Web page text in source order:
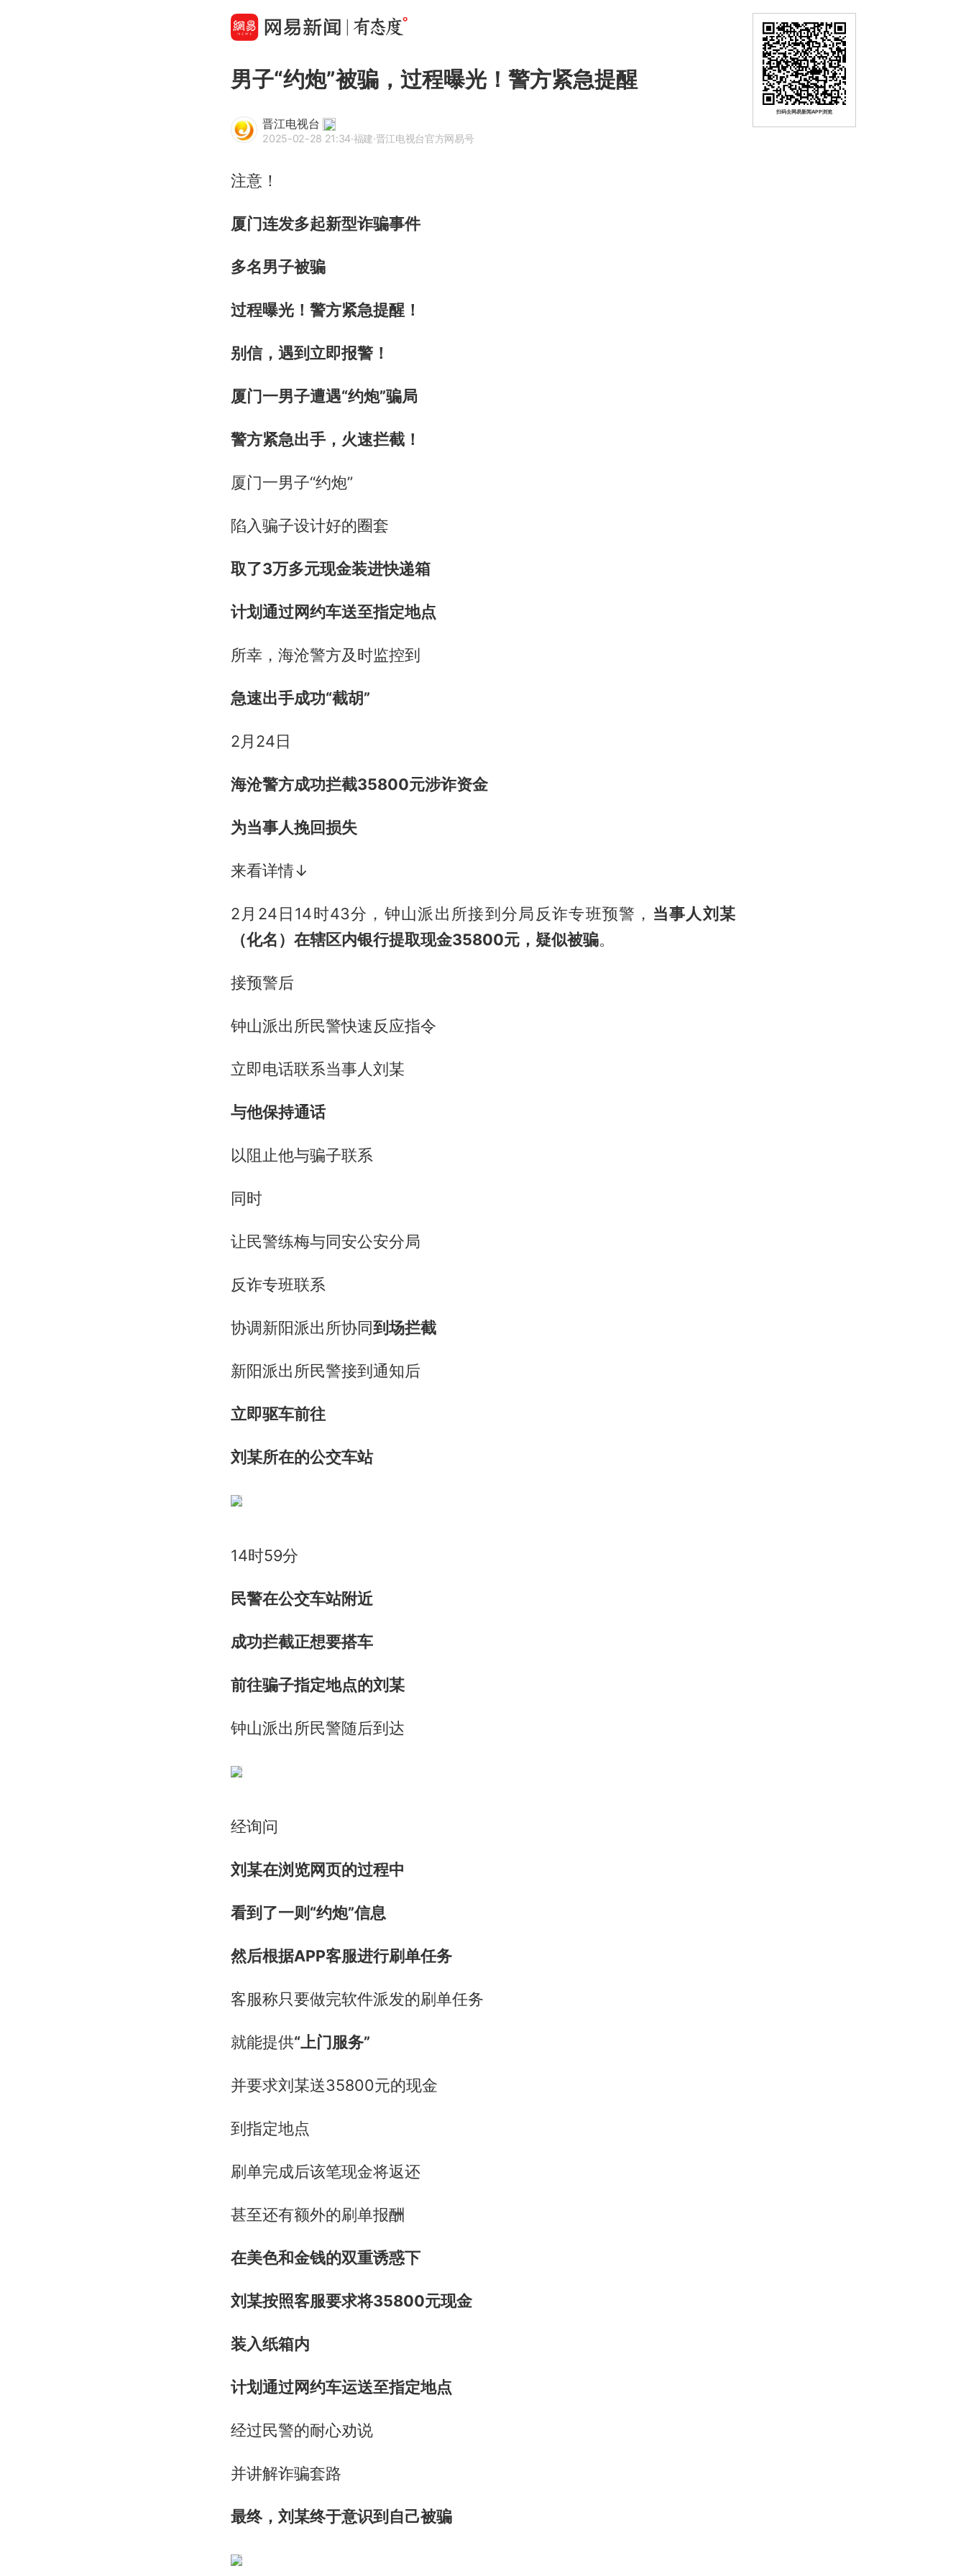
男子“约炮”被骗，过程曝光！警方紧急提醒
晋江电视台
2025-02-28 21:34·福建·晋江电视台官方网易号
注意！
厦门连发多起新型诈骗事件
多名男子被骗
过程曝光！警方紧急提醒！
别信，遇到立即报警！
厦门一男子遭遇“约炮”骗局
警方紧急出手，火速拦截！
厦门一男子“约炮”
陷入骗子设计好的圈套
取了3万多元现金装进快递箱
计划通过网约车送至指定地点
所幸，海沧警方及时监控到
急速出手成功“截胡”
2月24日
海沧警方成功拦截35800元涉诈资金
为当事人挽回损失
来看详情↓
2月24日14时43分，钟山派出所接到分局反诈专班预警， 当事人刘某
（化名）在辖区内银行提取现金35800元，疑似被骗。
接预警后
钟山派出所民警快速反应指令
立即电话联系当事人刘某
与他保持通话
以阻止他与骗子联系
同时
让民警练梅与同安公安分局
反诈专班联系
协调新阳派出所协同到场拦截
新阳派出所民警接到通知后
立即驱车前往
刘某所在的公交车站
14时59分
民警在公交车站附近
成功拦截正想要搭车
前往骗子指定地点的刘某
钟山派出所民警随后到达
经询问
刘某在浏览网页的过程中
看到了一则“约炮”信息
然后根据APP客服进行刷单任务
客服称只要做完软件派发的刷单任务
就能提供“上门服务”
并要求刘某送35800元的现金
到指定地点
刷单完成后该笔现金将返还
甚至还有额外的刷单报酬
在美色和金钱的双重诱惑下
刘某按照客服要求将35800元现金
装入纸箱内
计划通过网约车运送至指定地点
经过民警的耐心劝说
并讲解诈骗套路
最终，刘某终于意识到自己被骗
扫码去网易新闻APP浏览